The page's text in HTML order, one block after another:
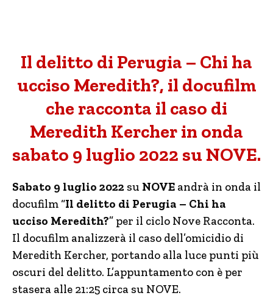
Il delitto di Perugia – Chi ha
ucciso Meredith?, il docufilm
che racconta il caso di
Meredith Kercher in onda
sabato 9 luglio 2022 su NOVE.
Sabato 9 luglio 2022 su NOVE andrà in onda il
docufilm “Il delitto di Perugia – Chi ha
ucciso Meredith?” per il ciclo Nove Racconta.
Il docufilm analizzerà il caso dell’omicidio di
Meredith Kercher, portando alla luce punti più
oscuri del delitto. L’appuntamento con è per
stasera alle 21:25 circa su NOVE.